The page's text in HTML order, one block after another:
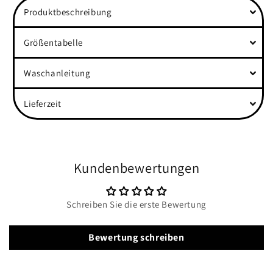
Produktbeschreibung
Größentabelle
Waschanleitung
Lieferzeit
Kundenbewertungen
Schreiben Sie die erste Bewertung
Bewertung schreiben